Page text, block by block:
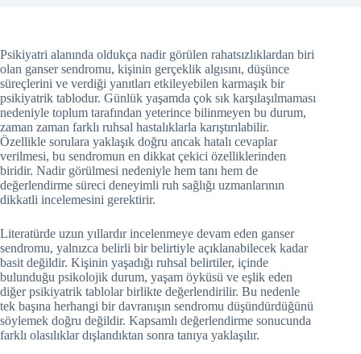
Psikiyatri alanında oldukça nadir görülen rahatsızlıklardan biri
olan ganser sendromu, kişinin gerçeklik algısını, düşünce
süreçlerini ve verdiği yanıtları etkileyebilen karmaşık bir
psikiyatrik tablodur. Günlük yaşamda çok sık karşılaşılmaması
nedeniyle toplum tarafından yeterince bilinmeyen bu durum,
zaman zaman farklı ruhsal hastalıklarla karıştırılabilir.
Özellikle sorulara yaklaşık doğru ancak hatalı cevaplar
verilmesi, bu sendromun en dikkat çekici özelliklerinden
biridir. Nadir görülmesi nedeniyle hem tanı hem de
değerlendirme süreci deneyimli ruh sağlığı uzmanlarının
dikkatli incelemesini gerektirir.
Literatürde uzun yıllardır incelenmeye devam eden ganser
sendromu, yalnızca belirli bir belirtiyle açıklanabilecek kadar
basit değildir. Kişinin yaşadığı ruhsal belirtiler, içinde
bulunduğu psikolojik durum, yaşam öyküsü ve eşlik eden
diğer psikiyatrik tablolar birlikte değerlendirilir. Bu nedenle
tek başına herhangi bir davranışın sendromu düşündürdüğünü
söylemek doğru değildir. Kapsamlı değerlendirme sonucunda
farklı olasılıklar dışlandıktan sonra tanıya yaklaşılır.